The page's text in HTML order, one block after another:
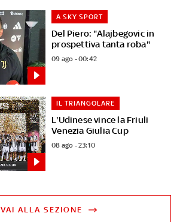
Del Piero: "Alajbegovic in
prospettiva tanta roba"
A SKY SPORT
09 ago - 00:42
L'Udinese vince la Friuli
Venezia Giulia Cup
IL TRIANGOLARE
08 ago - 23:10
VAI ALLA SEZIONE